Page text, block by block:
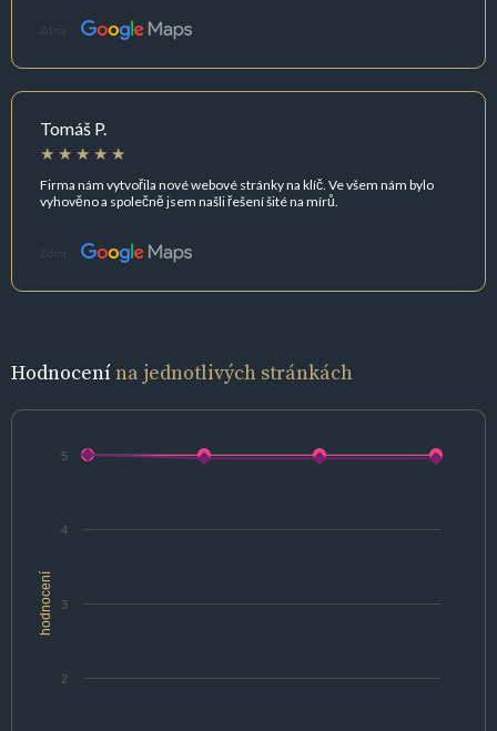
Zdroj:
Tomáš P.
Firma nám vytvořila nové webové stránky na klíč. Ve všem nám bylo
vyhověno a společně jsem našli řešení šité na mírů.
Zdroj:
Hodnocenína jednotlivých stránkách
hodnocení
2
3
4
5